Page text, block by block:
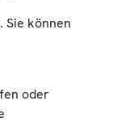
Sie können
oder